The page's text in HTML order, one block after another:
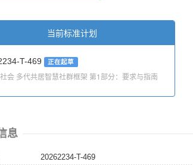
当前标准计划
T-469 正在起草
会 多代共居智慧社群框架 第1部分：要求与指南
息
20262234-T-469